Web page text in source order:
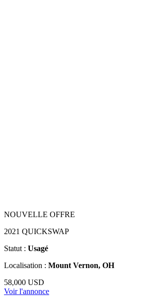
NOUVELLE OFFRE
2021 QUICKSWAP
Statut : Usagé
Localisation : Mount Vernon, OH
58,000 USD
Voir l'annonce